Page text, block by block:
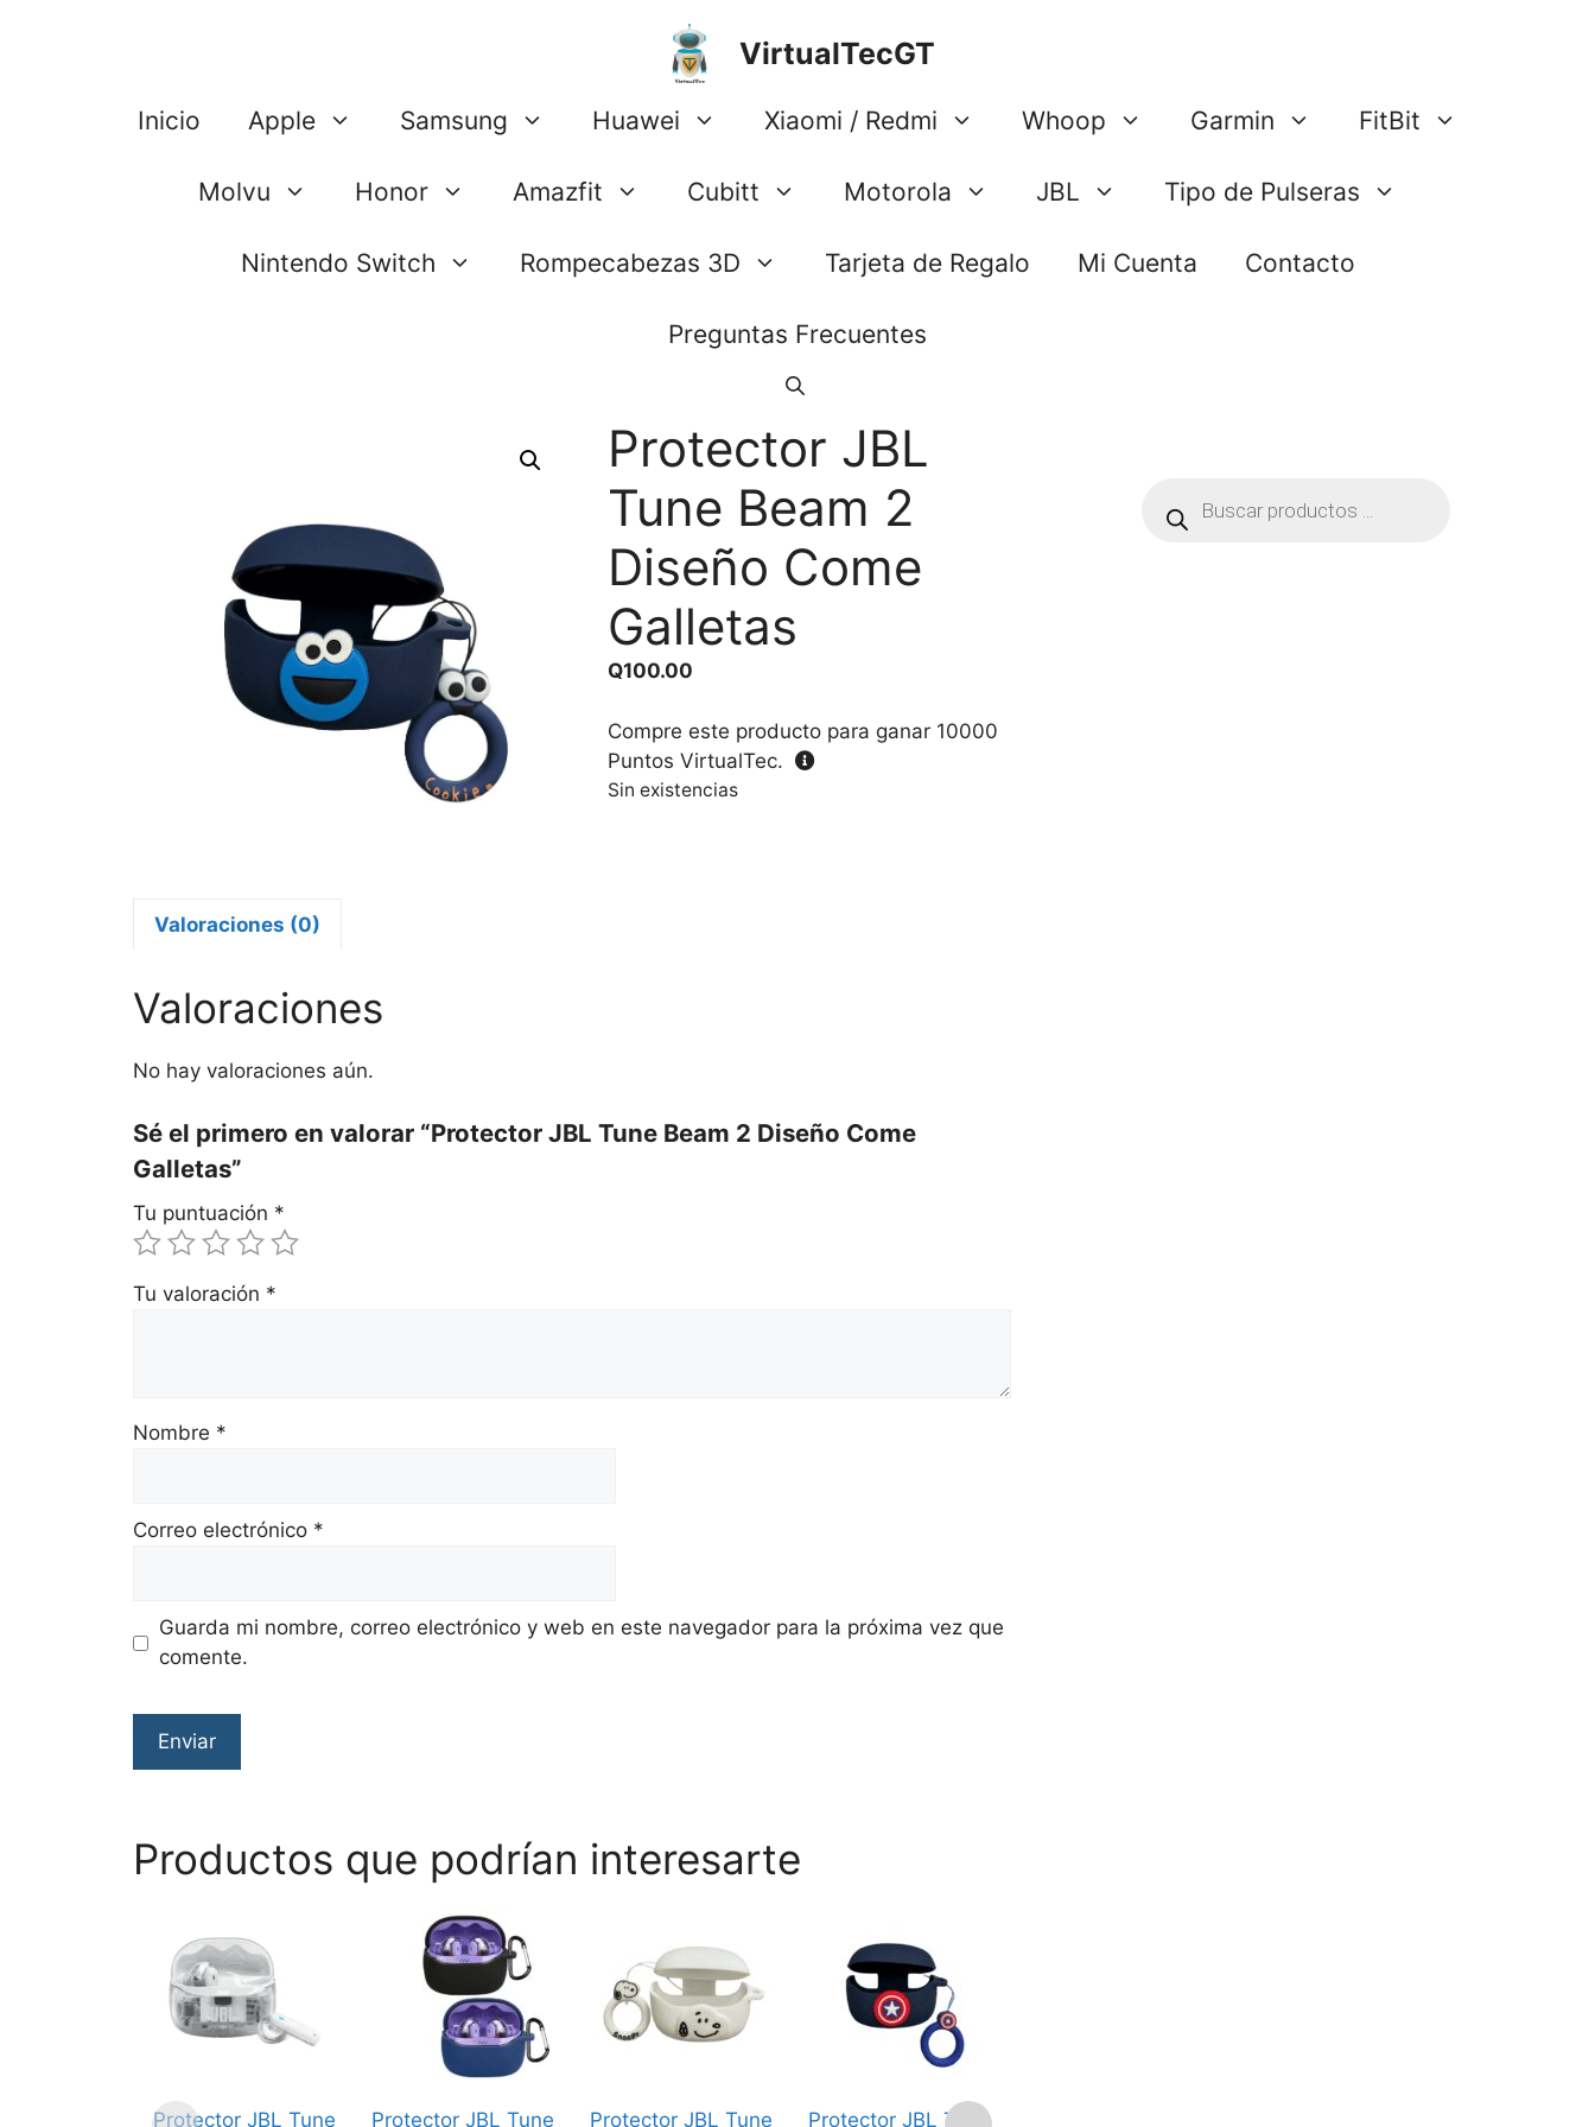
VirtualTecGT
Inicio Apple Samsung Huawei Xiaomi / Redmi Whoop Garmin FitBit
Molvu Honor Amazfit Cubitt Motorola JBL Tipo de Pulseras
Nintendo Switch Rompecabezas 3D Tarjeta de Regalo Mi Cuenta Contacto
Preguntas Frecuentes
Protector JBL
Tune Beam 2
Diseño Come
Galletas
Q100.00
Compre este producto para ganar 10000
Puntos VirtualTec.
Sin existencias
Valoraciones (0)
Valoraciones
No hay valoraciones aún.
Sé el primero en valorar “Protector JBL Tune Beam 2 Diseño Come
Galletas”
Tu puntuación *
Tu valoración *
Nombre *
Correo electrónico *
Guarda mi nombre, correo electrónico y web en este navegador para la próxima vez que
comente.
Productos que podrían interesarte
Protector JBL Tune Protector JBL Tune
producto
múltiples
variantes.
Protector JBL Tune Protector JBL Tune
productos